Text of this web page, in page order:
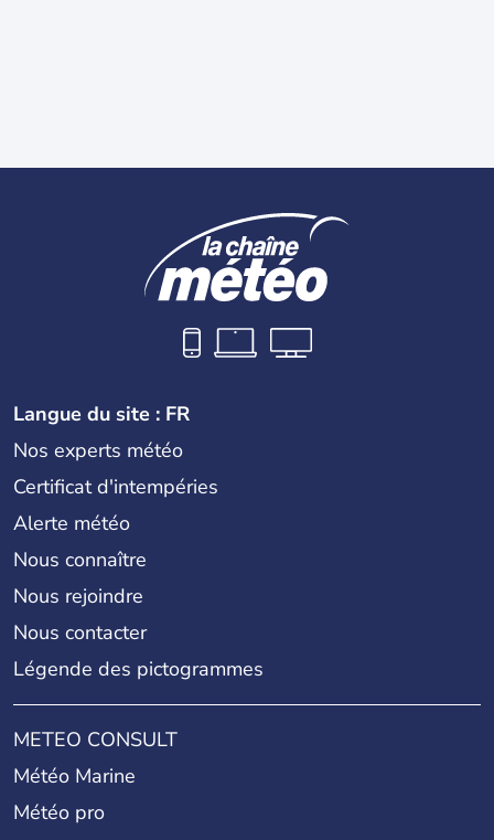
Langue du site : FR
Nos experts météo
Certificat d'intempéries
Alerte météo
Nous connaître
Nous rejoindre
Nous contacter
Légende des pictogrammes
METEO CONSULT
Météo Marine
Météo pro